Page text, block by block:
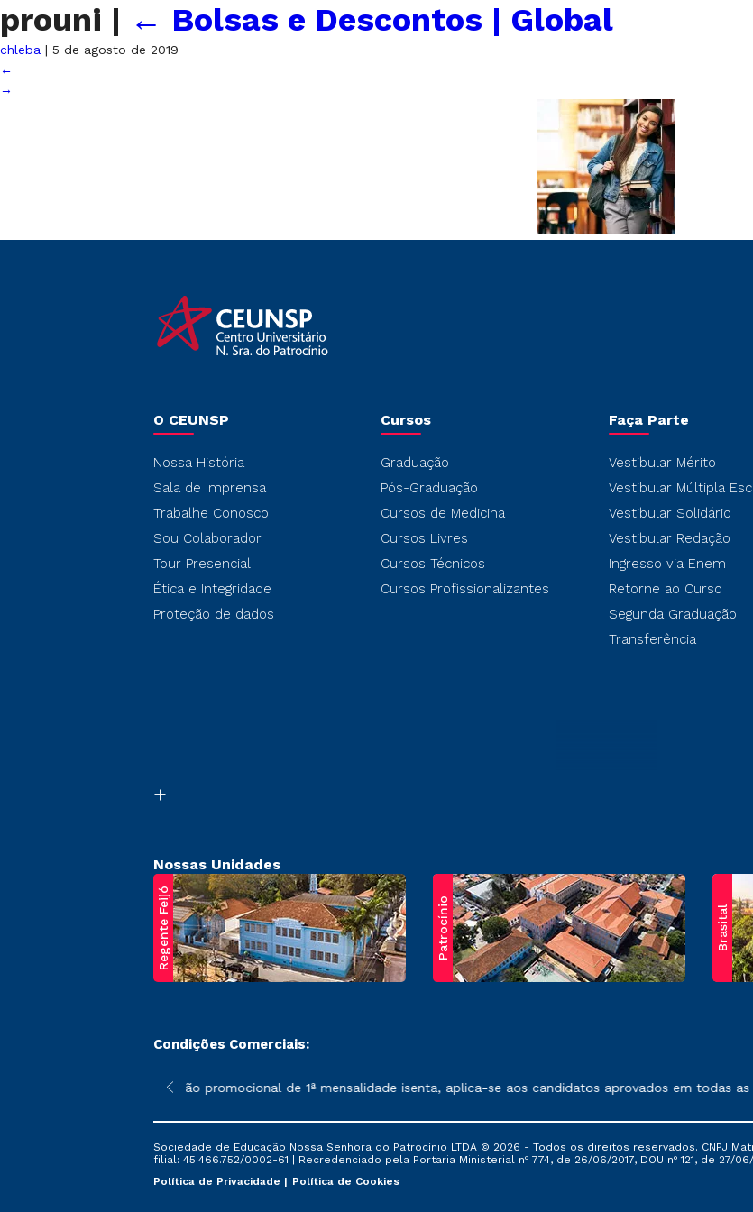
prouni | ← Bolsas e Descontos | Global
chleba | 5 de agosto de 2019
←
→
O CEUNSP
Nossa História
Sala de Imprensa
Trabalhe Conosco
Sou Colaborador
Tour Presencial
Ética e Integridade
Proteção de dados
Cursos
Graduação
Pós-Graduação
Cursos de Medicina
Cursos Livres
Cursos Técnicos
Cursos Profissionalizantes
Faça Parte
Vestibular Mérito
Vestibular Múltipla
Vestibular Solidário
Vestibular Redação
Ingresso via Enem
Retorne ao Curso
Segunda Graduação
Transferência
Nossas Unidades
Regente Feijó Patrocínio Brasital
Condições Comerciais:
sofrer alterações nos períodos de rematrícula conforme exposto no contrato de prestação de serviços.
*A condição promocional de 1ª mensalidade isenta, aplica-se aos candidatos aprovados em todas
Sociedade de Educação Nossa Senhora do Patrocínio LTDA © 2026 - Todos os direitos reservados. CNPJ
filial: 45.466.752/0002-61 | Recredenciado pela Portaria Ministerial nº 774, de 26/06/2017, DOU nº 121, de 27/
Política de Privacidade
Política de Cookies